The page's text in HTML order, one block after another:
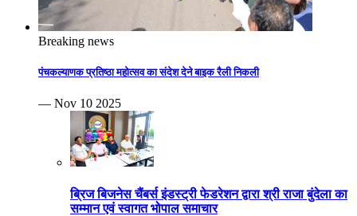
Breaking news
पंचकल्याणक प्रतिष्ठा महोत्सव का संदेश देने बाइक रैली निकली
— Nov 10 2025
ब्रिज बिजनेस चैंबर्स इंडस्ट्री फेडरेशन द्वारा श्री राजा बुंदेला का
सम्मान एवं स्वागत भोपाल समाचार